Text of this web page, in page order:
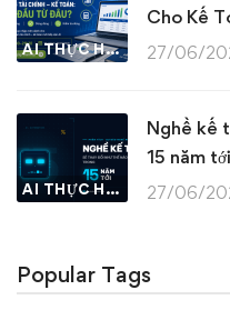
AI THỰC HÀNH
Cho Kế
27/06/
AI THỰC HÀNH
Nghề kế
15 năm tới
27/06/
Popular Tags